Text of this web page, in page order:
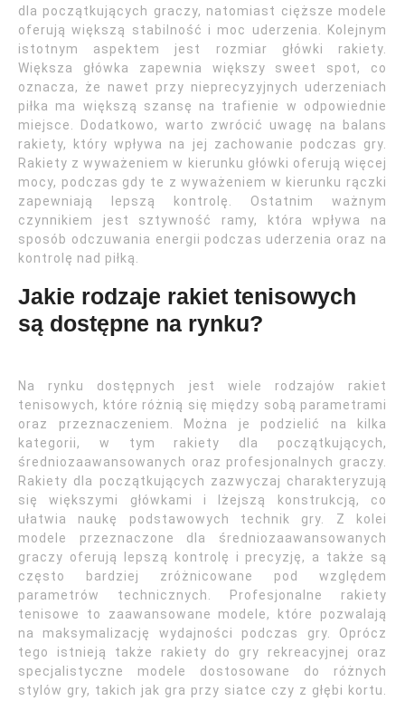
dla początkujących graczy, natomiast cięższe modele
oferują większą stabilność i moc uderzenia. Kolejnym
istotnym aspektem jest rozmiar główki rakiety.
Większa główka zapewnia większy sweet spot, co
oznacza, że nawet przy nieprecyzyjnych uderzeniach
piłka ma większą szansę na trafienie w odpowiednie
miejsce. Dodatkowo, warto zwrócić uwagę na balans
rakiety, który wpływa na jej zachowanie podczas gry.
Rakiety z wyważeniem w kierunku główki oferują więcej
mocy, podczas gdy te z wyważeniem w kierunku rączki
zapewniają lepszą kontrolę. Ostatnim ważnym
czynnikiem jest sztywność ramy, która wpływa na
sposób odczuwania energii podczas uderzenia oraz na
kontrolę nad piłką.
Jakie rodzaje rakiet tenisowych
są dostępne na rynku?
Na rynku dostępnych jest wiele rodzajów rakiet
tenisowych, które różnią się między sobą parametrami
oraz przeznaczeniem. Można je podzielić na kilka
kategorii, w tym rakiety dla początkujących,
średniozaawansowanych oraz profesjonalnych graczy.
Rakiety dla początkujących zazwyczaj charakteryzują
się większymi główkami i lżejszą konstrukcją, co
ułatwia naukę podstawowych technik gry. Z kolei
modele przeznaczone dla średniozaawansowanych
graczy oferują lepszą kontrolę i precyzję, a także są
często bardziej zróżnicowane pod względem
parametrów technicznych. Profesjonalne rakiety
tenisowe to zaawansowane modele, które pozwalają
na maksymalizację wydajności podczas gry. Oprócz
tego istnieją także rakiety do gry rekreacyjnej oraz
specjalistyczne modele dostosowane do różnych
stylów gry, takich jak gra przy siatce czy z głębi kortu.